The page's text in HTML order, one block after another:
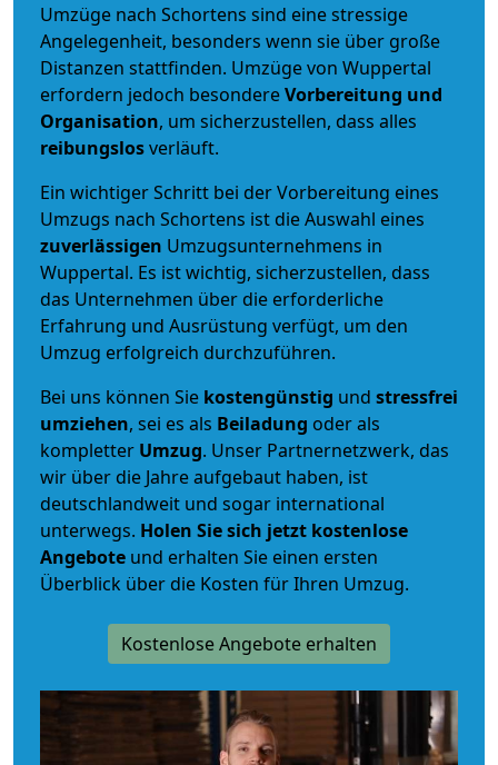
Umzüge nach Schortens sind eine stressige
Angelegenheit, besonders wenn sie über große
Distanzen stattfinden. Umzüge von Wuppertal
erfordern jedoch besondereVorbereitung und
Organisation, um sicherzustellen, dass alles
reibungslosverläuft.
Ein wichtiger Schritt bei der Vorbereitung eines
Umzugs nach Schortens ist die Auswahl eines
zuverlässigen Umzugsunternehmens in
Wuppertal. Es ist wichtig, sicherzustellen, dass
das Unternehmen über die erforderliche
Erfahrung und Ausrüstung verfügt, um den
Umzug erfolgreich durchzuführen.
Bei uns können Sie kostengünstig und stressfrei
umziehen, sei es als Beiladung oder als
kompletter Umzug. Unser Partnernetzwerk, das
wir über die Jahre aufgebaut haben, ist
deutschlandweit und sogar international
unterwegs. Holen Sie sich jetzt kostenlose
Angebote und erhalten Sie einen ersten
Überblick über die Kosten für Ihren Umzug.
Kostenlose Angebote erhalten